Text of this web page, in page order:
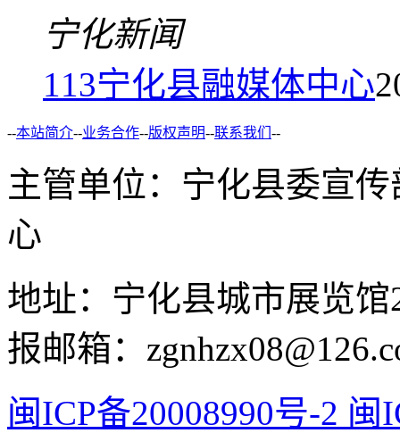
宁化新闻
113宁化县融媒体中心
--本站简介--业务合作--版权声明--联系我们 --
主管单位：宁化县委宣
心
地址：宁化县城市展览馆
报邮箱：
闽ICP备20008990号-2 闽